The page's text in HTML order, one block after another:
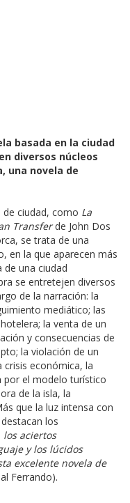
basada en la ciudad
diversos núcleos
una novela de
ciudad, como La
Transferde John Dos
se trata de una
en la que aparecen más
de una ciudad
se entretejen diversos
de la narración: la
mediático; las
la venta de un
y consecuencias de
la violación de un
económica, la
por el modelo turístico
de la isla, la
que la luz intensa con
los
aciertos
y los lúcidos
excelente novela de
Ferrando).